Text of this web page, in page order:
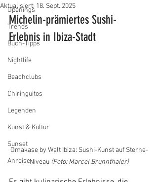
Openings
Trends
Buch-Tipps
Nightlife
Beachclubs
Chiringuitos
Legenden
Kunst & Kultur
Sunset
Anreise
Aktualisiert: 18. Sept. 2025
Michelin-prämiertes Sushi-
Erlebnis in Ibiza-Stadt
Omakase by Walt Ibiza: Sushi-Kunst auf Sterne-
Niveau (Foto: Marcel Brunnthaler)